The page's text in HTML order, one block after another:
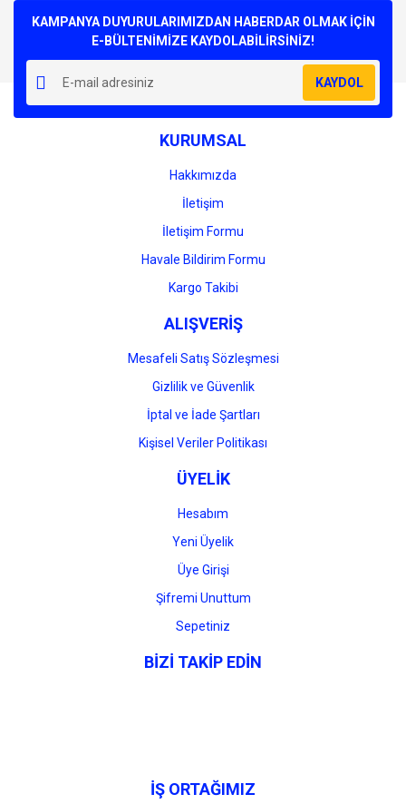
Yorum Yaz
Görüş ve önerileriniz için teşekkür ederiz.
Ürün resmi kalitesiz, bozuk veya görüntülenemiyor.
Ürün açıklamasında eksik bilgiler bulunuyor.
Ürün bilgilerinde hatalar bulunuyor.
Ürün fiyatı diğer sitelerden daha pahalı.
Gönder
KAMPANYA DUYURULARIMIZDAN HABERDAR OLMAK İÇİN
E-BÜLTENİMİZE KAYDOLABİLİRSİNİZ!
KAYDOL
KURUMSAL
Hakkımızda
İletişim
İletişim Formu
Havale Bildirim Formu
Kargo Takibi
ALIŞVERİŞ
Mesafeli Satış Sözleşmesi
Gizlilik ve Güvenlik
İptal ve İade Şartları
Kişisel Veriler Politikası
ÜYELİK
Hesabım
Yeni Üyelik
Üye Girişi
Şifremi Unuttum
Sepetiniz
BİZİ TAKİP EDİN
İŞ ORTAĞIMIZ